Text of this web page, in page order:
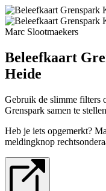
Marc Slootmaekers
Beleefkaart
Heide
Gebruik de slimme filters
Grenspark samen te
Heb je iets opgemerkt?
meldingknop